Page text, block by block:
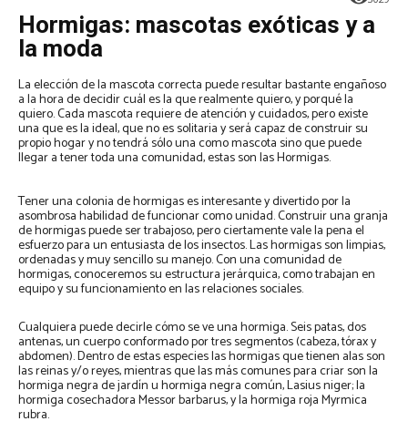
Hormigas: mascotas exóticas y a
la moda
La elección de la mascota correcta puede resultar bastante engañoso
a la hora de decidir cuál es la que realmente quiero, y porqué la
quiero. Cada mascota requiere de atención y cuidados, pero existe
una que es la ideal, que no es solitaria y será capaz de construir su
propio hogar y no tendrá sólo una como mascota sino que puede
llegar a tener toda una comunidad, estas son las Hormigas.
Tener una colonia de hormigas es interesante y divertido por la
asombrosa habilidad de funcionar como unidad. Construir una granja
de hormigas puede ser trabajoso, pero ciertamente vale la pena el
esfuerzo para un entusiasta de los insectos. Las hormigas son limpias,
ordenadas y muy sencillo su manejo. Con una comunidad de
hormigas, conoceremos su estructura jerárquica, como trabajan en
equipo y su funcionamiento en las relaciones sociales.
Cualquiera puede decirle cómo se ve una hormiga. Seis patas, dos
antenas, un cuerpo conformado por tres segmentos (cabeza, tórax y
abdomen). Dentro de estas especies las hormigas que tienen alas son
las reinas y/o reyes, mientras que las más comunes para criar son la
hormiga negra de jardín u hormiga negra común, Lasius niger; la
hormiga cosechadora Messor barbarus, y la hormiga roja Myrmica
rubra.